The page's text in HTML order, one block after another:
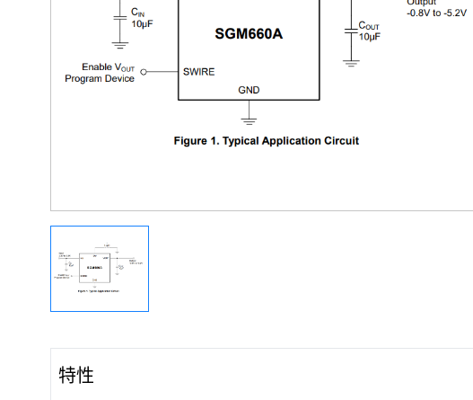
特性